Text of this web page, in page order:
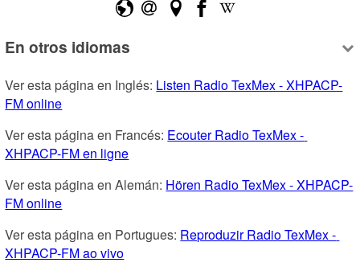
En otros idiomas
Ver esta página en Inglés: Listen Radio TexMex - XHPACP-
FM online
Ver esta página en Francés: Ecouter Radio TexMex -
XHPACP-FM en ligne
Ver esta página en Alemán: Hören Radio TexMex - XHPACP-
FM online
Ver esta página en Portugues: Reproduzir Radio TexMex -
XHPACP-FM ao vivo